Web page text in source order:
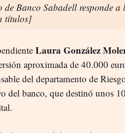
Banco Sabadell responde
títulos]
Laura González
aproximada de 40.000
del departamento de
del banco, que destinó unos